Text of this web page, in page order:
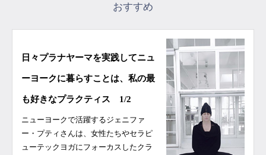
おすすめ
日々プラナヤーマを実践してニュ
ーヨークに暮らすことは、私の最
も好きなプラクティス 1/2
ニューヨークで活躍するジェニファ
ー・プティさんは、女性たちやセラピ
ューテックヨガにフォーカスしたクラ